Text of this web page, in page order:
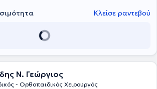
Κλείσε ραντεβού
Ν. Γεώργιος
- Ορθοπαιδικός Χειρουργός